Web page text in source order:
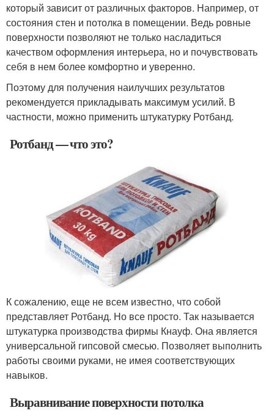
который зависит от различных факторов. Например, от
состояния стен и потолка в помещении. Ведь ровные
поверхности позволяют не только насладиться
качеством оформления интерьера, но и почувствовать
себя в нем более комфортно и уверенно.
Поэтому для получения наилучших результатов
рекомендуется прикладывать максимум усилий. В
частности, можно применить штукатурку Ротбанд.
Ротбанд — что это?
К сожалению, еще не всем известно, что собой
представляет Ротбанд. Но все просто. Так называется
штукатурка производства фирмы Кнауф. Она является
универсальной гипсовой смесью. Позволяет выполнить
работы своими руками, не имея соответствующих
навыков.
Выравнивание поверхности потолка